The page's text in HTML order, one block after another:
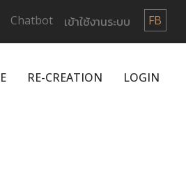
Chatbot เข้าใช้งานระบบ FB
RE-CREATION LOGIN